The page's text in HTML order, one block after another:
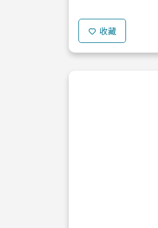
露哪些欄位」，而是
收藏